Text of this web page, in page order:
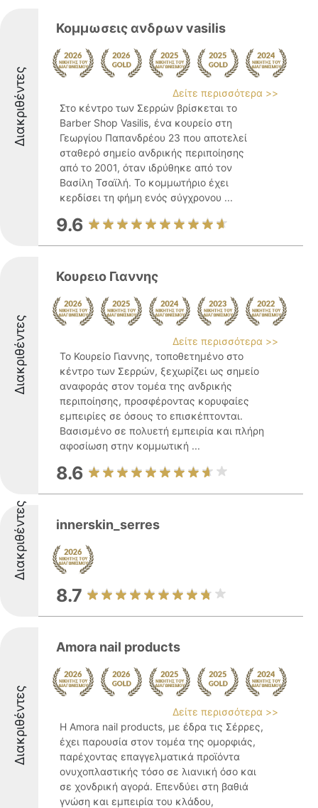
Διακριθέντες
Κομμωσεις ανδρων vasilis
Δείτε περισσότερα >>
Στο κέντρο των Σερρών βρίσκεται το
Barber Shop Vasilis, ένα κουρείο στη
Γεωργίου Παπανδρέου 23 που αποτελεί
σταθερό σημείο ανδρικής περιποίησης
από το 2001, όταν ιδρύθηκε από τον
Βασίλη Τσαϊλή. Το κομμωτήριο έχει
κερδίσει τη φήμη ενός σύγχρονου ...
9.6
Διακριθέντες
Κουρειο Γιαννης
Δείτε περισσότερα >>
Το Κουρείο Γιαννης, τοποθετημένο στο
κέντρο των Σερρών, ξεχωρίζει ως σημείο
αναφοράς στον τομέα της ανδρικής
περιποίησης, προσφέροντας κορυφαίες
εμπειρίες σε όσους το επισκέπτονται.
Βασισμένο σε πολυετή εμπειρία και πλήρη
αφοσίωση στην κομμωτική ...
8.6
Διακριθέντες innerskin_serres
8.7
Διακριθέντες
Amora nail products
Δείτε περισσότερα >>
Η Amora nail products, με έδρα τις Σέρρες,
έχει παρουσία στον τομέα της ομορφιάς,
παρέχοντας επαγγελματικά προϊόντα
ονυχοπλαστικής τόσο σε λιανική όσο και
σε χονδρική αγορά. Επενδύει στη βαθιά
γνώση και εμπειρία του κλάδου,